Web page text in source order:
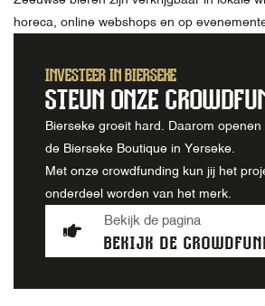
horeca, online webshops en op
INVESTEER IN BIERSEKE
STEUN ONZE
Bierseke groeit hard. Daarom
de Bierseke Boutique in Yerseke.
Met onze crowdfunding kun jij het
onderdeel worden van het merk.
Bekijk de pagina
BEKIJK DE